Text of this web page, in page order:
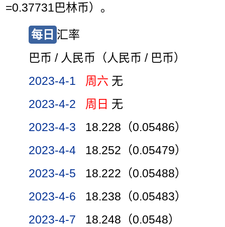
=0.37731巴林币）。
每日 汇率
巴币 / 人民币（人民币 / 巴币）
2023-4-1
周六 无
2023-4-2
周日 无
2023-4-3
18.228（0.05486）
2023-4-4
18.252（0.05479）
2023-4-5
18.222（0.05488）
2023-4-6
18.238（0.05483）
2023-4-7
18.248（0.0548）